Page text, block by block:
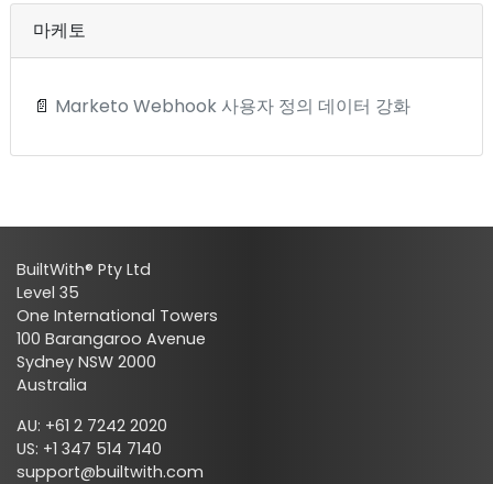
마케토
📄 Marketo Webhook 사용자 정의 데이터 강화
BuiltWith® Pty Ltd
Level 35
One International Towers
100 Barangaroo Avenue
Sydney NSW 2000
Australia
AU: +61 2 7242 2020
US: +1 347 514 7140
support@builtwith.com